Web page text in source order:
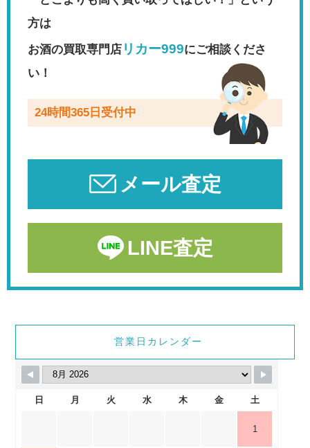
方は
お酒の買取専門店 リカー999にご相談くださ
い！
24時間365日受付中
メール査定
LINE査定
営業日カレンダー
日 月 火 水 木 金 土
1